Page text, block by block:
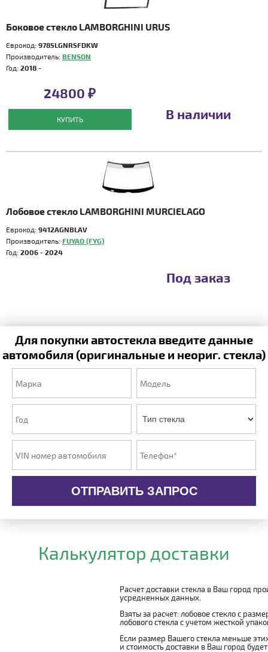
Боковое стекло LAMBORGHINI URUS
Еврокод: 9785LGNR5FDKW
Производитель: BENSON
Год: 2018 -
24800 ₽
КУПИТЬ В наличии
Лобовое стекло LAMBORGHINI MURCIELAGO
Еврокод: 9412AGNBLAV
Производитель: FUYAO (FYG)
Год: 2006 - 2024
Под заказ
Для покупки автостекла введите данные
автомобиля (оригинальные и неориг. стекла)
ОТПРАВИТЬ ЗАПРОС
Калькулятор доставки
Расчет доставки стекла в Ваш город
усредненных данных.
Взяты за расчет: лобовое стекло с
лобового стекла с учетом жесткой
Если размер Вашего стекла меньше
и стоимость доставки в Ваш город